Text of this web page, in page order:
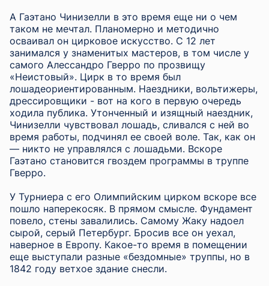
А Гаэтано Чинизелли в это время еще ни о чем
таком не мечтал. Планомерно и методично
осваивал он цирковое искусство. С 12 лет
занимался у знаменитых мастеров, в том числе у
самого Алессандро Гверро по прозвищу
«Неистовый». Цирк в то время был
лошадеориентированным. Наездники, вольтижеры,
дрессировщики - вот на кого в первую очередь
ходила публика. Утонченный и изящный наездник,
Чинизелли чувствовал лошадь, сливался с ней во
время работы, подчинял ее своей воле. Так, как он
— никто не управлялся с лошадьми. Вскоре
Гаэтано становится гвоздем программы в труппе
Гверро.
У Турниера с его Олимпийским цирком вскоре все
пошло наперекосяк. В прямом смысле. Фундамент
повело, стены завалились. Самому Жаку надоел
сырой, серый Петербург. Бросив все он уехал,
наверное в Европу. Какое-то время в помещении
еще выступали разные «бездомные» труппы, но в
1842 году ветхое здание снесли.